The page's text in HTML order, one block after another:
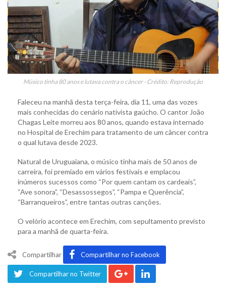
Músico tinha 80 anos e lutava contra o câncer - Crédito: Reprodução
Faleceu na manhã desta terça-feira, dia 11, uma das vozes
mais conhecidas do cenário nativista gaúcho. O cantor João
Chagas Leite morreu aos 80 anos, quando estava internado
no Hospital de Erechim para tratamento de um câncer contra
o qual lutava desde 2023.
Natural de Uruguaiana, o músico tinha mais de 50 anos de
carreira, foi premiado em vários festivais e emplacou
inúmeros sucessos como “Por quem cantam os cardeais”,
“Ave sonora”, “Desassossegos”, “Pampa e Querência”,
“Barranqueiros”, entre tantas outras canções.
O velório acontece em Erechim, com sepultamento previsto
para a manhã de quarta-feira.
Compartilhar Compartilhar no Facebook
Compartilhar no Twitter